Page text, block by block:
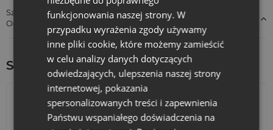
Szczegóły dotyczące zgodności produktu z przepisami:
Odpowiedzialność za produkt
Sprawdź inne ciekawe produkty:
funkcjonowania naszej strony. W
przypadku wyrażenia zgody używamy
inne pliki cookie, które możemy zamieścić
w celu analizy danych dotyczących
odwiedzających, ulepszenia naszej strony
internetowej, pokazania
spersonalizowanych treści i zapewnienia
Państwu wspaniałego doświadczenia na